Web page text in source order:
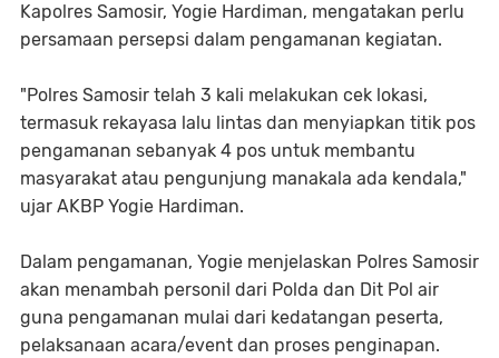
Kapolres Samosir, Yogie Hardiman, mengatakan perlu
persamaan persepsi dalam pengamanan kegiatan.
"Polres Samosir telah 3 kali melakukan cek lokasi,
termasuk rekayasa lalu lintas dan menyiapkan titik pos
pengamanan sebanyak 4 pos untuk membantu
masyarakat atau pengunjung manakala ada kendala,"
ujar AKBP Yogie Hardiman.
Dalam pengamanan, Yogie menjelaskan Polres Samosir
akan menambah personil dari Polda dan Dit Pol air
guna pengamanan mulai dari kedatangan peserta,
pelaksanaan acara/event dan proses penginapan.